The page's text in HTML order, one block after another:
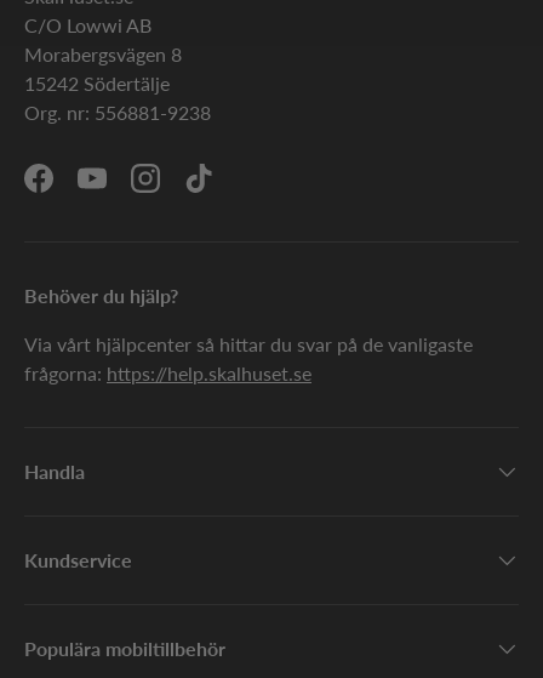
C/O Lowwi AB
Morabergsvägen 8
15242 Södertälje
Org. nr: 556881-9238
FacebookYouTubeInstagramTikTok
Behöver du hjälp?
Via vårt hjälpcenter så hittar du svar på de vanligaste
frågorna: https://help.skalhuset.se
Handla
Kundservice
Populära mobiltillbehör